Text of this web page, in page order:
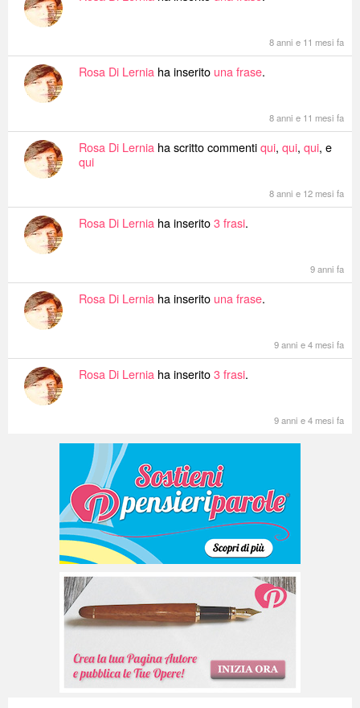
8 anni e 11 mesi fa
Rosa Di Lernia ha inserito una frase.
8 anni e 11 mesi fa
Rosa Di Lernia ha scritto commentiqui, qui, qui, e
qui
8 anni e 12 mesi fa
Rosa Di Lernia ha inserito3 frasi.
9 anni fa
Rosa Di Lernia ha inserito una frase.
9 anni e 4 mesi fa
Rosa Di Lernia ha inserito3 frasi.
9 anni e 4 mesi fa